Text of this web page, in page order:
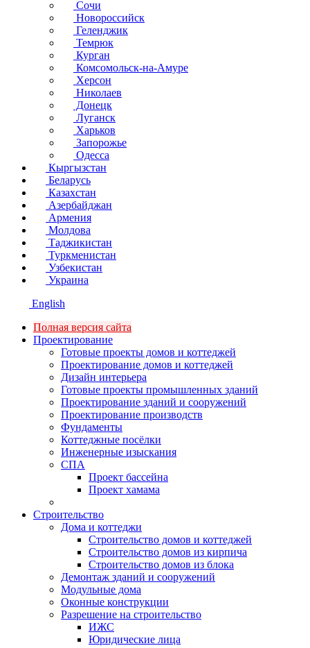
Сочи
Новороссийск
Геленджик
Темрюк
Курган
Комсомольск-на-Амуре
Херсон
Николаев
Донецк
Луганск
Харьков
Запорожье
Одесса
Кыргызстан
Беларусь
Казахстан
Азербайджан
Армения
Молдова
Таджикистан
Туркменистан
Узбекистан
Украина
English
Полная версия сайта
Проектирование
Готовые проекты домов и коттеджей
Проектирование домов и коттеджей
Дизайн интерьера
Готовые проекты промышленных зданий
Проектирование зданий и сооружений
Проектирование производств
Фундаменты
Коттеджные посёлки
Инженерные изыскания
СПА
Проект бассейна
Проект хамама
Строительство
Дома и коттеджи
Строительство домов и коттеджей
Строительство домов из кирпича
Строительство домов из блока
Демонтаж зданий и сооружений
Модульные дома
Оконные конструкции
Разрешение на строительство
ИЖС
Юридические лица